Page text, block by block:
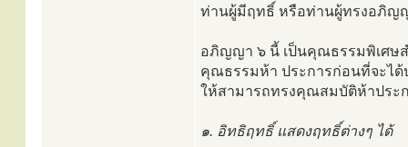
ท่านผู้มีฤทธิ์ หรือท่านผู้ทรงอภิญ
อภิญญา ๖ นี้ เป็นคุณธรรมพิเศษ
คุณธรรมห้า ประการก่อนที่จะไ
ให้สามารถทรงคุณสมบัติห้าประ
๑. อิทธิฤทธิ์ แสดงฤทธิ์ต่างๆ ได้